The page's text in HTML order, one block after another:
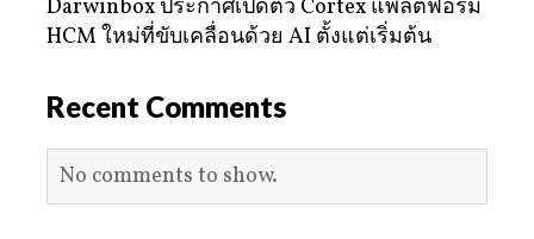
Darwinbox ประกาศเปิดตัว Cortex แพลตฟอร์ม
HCM ใหม่ที่ขับเคลื่อนด้วย AI ตั้งแต่เริ่มต้น
Recent Comments
No comments to show.